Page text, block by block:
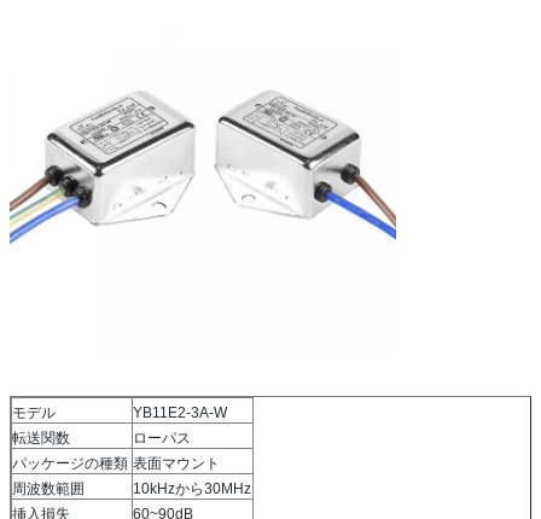
モデル
YB11E2-3A-W
転送関数
ローパス
パッケージの種類 表面マウント
周波数範囲
10kHzから30MHz
挿入損失
60~90dB